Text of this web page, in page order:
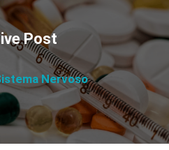
Post
Nervoso